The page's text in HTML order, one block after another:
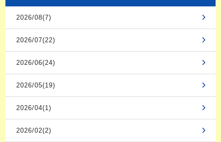
2026/08(7)
2026/07(22)
2026/06(24)
2026/05(19)
2026/04(1)
2026/02(2)